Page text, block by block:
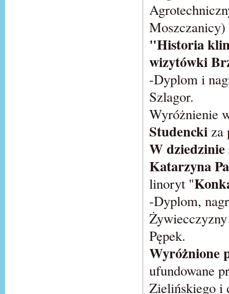
Moszczanicy)
"Historia
wizytówki
-Dyplom i
Szlagor.
Wyróżnienie
Studenckiza
W
Katarzyna
linoryt "
-Dyplom,
Żywiecczyzny
Pępek.
Wyróżnione
ufundowane
Zielińskiego i